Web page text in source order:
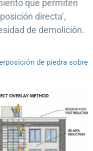
que permiten
directa’,
de demolición.
de piedra sobre